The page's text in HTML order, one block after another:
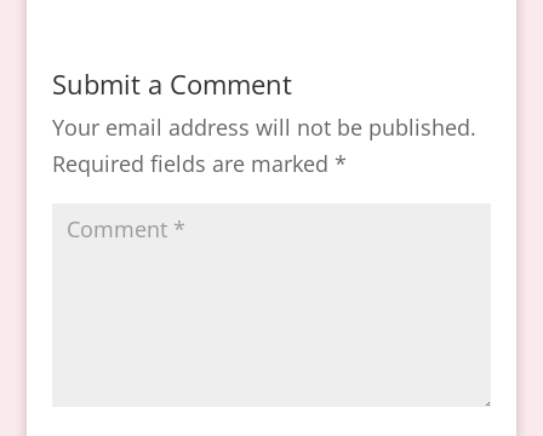
Submit a Comment
Your email address will not be published.
Required fields are marked *